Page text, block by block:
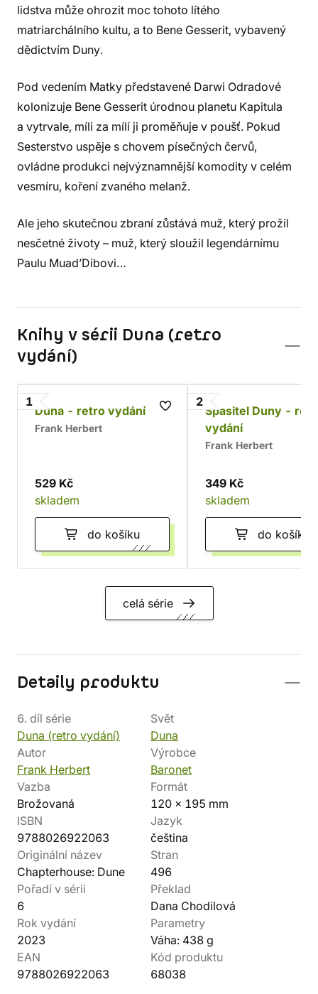
lidstva může ohrozit moc tohoto lítého
matriarchálního kultu, a to Bene Gesserit, vybavený
dědictvím Duny.
Pod vedením Matky představené Darwi Odradové
kolonizuje Bene Gesserit úrodnou planetu Kapitula
a vytrvale, míli za mílí ji proměňuje v poušť. Pokud
Sesterstvo uspěje s chovem písečných červů,
ovládne produkci nejvýznamnější komodity v celém
vesmíru, koření zvaného melanž.
Ale jeho skutečnou zbraní zůstává muž, který prožil
nesčetné životy – muž, který sloužil legendárnímu
Paulu Muad’Dibovi…
Knihy v sérii Duna (retro
vydání)
1
Duna - retro vydání
Frank Herbert
529 Kč
skladem
do košíku
2
Spasitel Duny -
vydání
Frank Herbert
349 Kč
skladem
do košíku
celá série
Detaily produktu
6. díl série
Duna (retro vydání)
Svět
Duna
Autor
Frank Herbert
Výrobce
Baronet
Vazba
Brožovaná
Formát
120 x 195 mm
ISBN
9788026922063
Jazyk
čeština
Originální název
Chapterhouse: Dune
Stran
496
Pořadí v sérii
6
Překlad
Dana Chodilová
Rok vydání
2023
Parametry
Váha: 438 g
EAN
9788026922063
Kód produktu
68038